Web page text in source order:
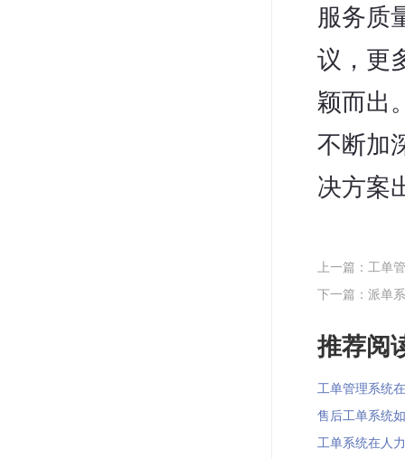
服务质
议，更
颖而出
不断加
决方案
上一篇：工单
下一篇：派单
推荐阅
工单管理系统
售后工单系统
工单系统在人